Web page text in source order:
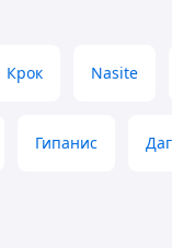
Крок Nasite
Гипанис